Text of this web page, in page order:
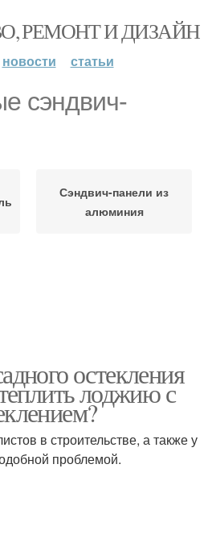
РЕМОНТ И ДИЗАЙН
новости статьи
сэндвич-
Сэндвич-панели из
алюминия
остекления
лоджию с
в строительстве, а также у
проблемой.